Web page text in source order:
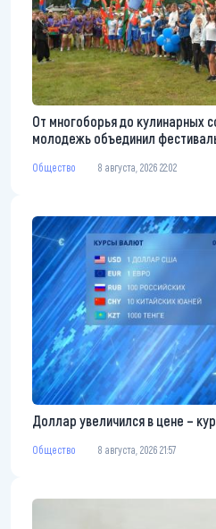
От многоборья до кулинарных
молодежь объединил
Общество 8 августа, 2026 22:02
Доллар увеличился в цене –
Общество 8 августа, 2026 21:57